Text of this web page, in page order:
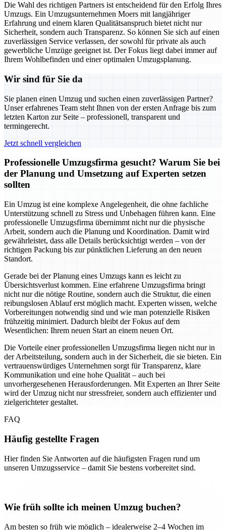
Die Wahl des richtigen Partners ist entscheidend für den Erfolg Ihres
Umzugs. Ein Umzugsunternehmen Moers mit langjähriger
Erfahrung und einem klaren Qualitätsanspruch bietet nicht nur
Sicherheit, sondern auch Transparenz. So können Sie sich auf einen
zuverlässigen Service verlassen, der sowohl für private als auch
gewerbliche Umzüge geeignet ist. Der Fokus liegt dabei immer auf
Ihrem Wohlbefinden und einer optimalen Umzugsplanung.
Wir sind für Sie da
Sie planen einen Umzug und suchen einen zuverlässigen Partner?
Unser erfahrenes Team steht Ihnen von der ersten Anfrage bis zum
letzten Karton zur Seite – professionell, transparent und
termingerecht.
Jetzt schnell vergleichen
Professionelle Umzugsfirma gesucht? Warum Sie bei
der Planung und Umsetzung auf Experten setzen
sollten
Ein Umzug ist eine komplexe Angelegenheit, die ohne fachliche
Unterstützung schnell zu Stress und Unbehagen führen kann. Eine
professionelle Umzugsfirma übernimmt nicht nur die physische
Arbeit, sondern auch die Planung und Koordination. Damit wird
gewährleistet, dass alle Details berücksichtigt werden – von der
richtigen Packung bis zur pünktlichen Lieferung an den neuen
Standort.
Gerade bei der Planung eines Umzugs kann es leicht zu
Übersichtsverlust kommen. Eine erfahrene Umzugsfirma bringt
nicht nur die nötige Routine, sondern auch die Struktur, die einen
reibungslosen Ablauf erst möglich macht. Experten wissen, welche
Vorbereitungen notwendig sind und wie man potenzielle Risiken
frühzeitig minimiert. Dadurch bleibt der Fokus auf dem
Wesentlichen: Ihrem neuen Start an einem neuen Ort.
Die Vorteile einer professionellen Umzugsfirma liegen nicht nur in
der Arbeitsteilung, sondern auch in der Sicherheit, die sie bieten. Ein
vertrauenswürdiges Unternehmen sorgt für Transparenz, klare
Kommunikation und eine hohe Qualität – auch bei
unvorhergesehenen Herausforderungen. Mit Experten an Ihrer Seite
wird der Umzug nicht nur stressfreier, sondern auch effizienter und
zielgerichteter gestaltet.
FAQ
Häufig gestellte Fragen
Hier finden Sie Antworten auf die häufigsten Fragen rund um
unseren Umzugsservice – damit Sie bestens vorbereitet sind.
Wie früh sollte ich meinen Umzug buchen?
Am besten so früh wie möglich – idealerweise 2–4 Wochen im